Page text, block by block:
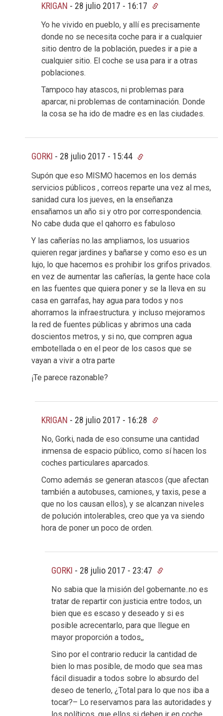
KRIGAN - 28 julio 2017 - 16:17
Yo he vivido en pueblo, y allí es precisamente
donde no se necesita coche para ir a cualquier
sitio dentro de la población, puedes ir a pie a
cualquier sitio. El coche se usa para ir a otras
poblaciones.
Tampoco hay atascos, ni problemas para
aparcar, ni problemas de contaminación. Donde
la cosa se ha ido de madre es en las ciudades.
GORKI - 28 julio 2017 - 15:44
Supón que eso MISMO hacemos en los demás
servicios públicos , correos reparte una vez al mes,
sanidad cura los jueves, en la enseñanza
ensañamos un año si y otro por correspondencia.
No cabe duda que el qahorro es fabuloso
Y las cañerías no.las ampliamos, los usuarios
quieren regar jardines y bañarse y como eso es un
lujo, lo que hacemos es prohibir los grifos privados.
en vez de aumentar las cañerías, la gente hace cola
en las fuentes que quiera poner y se la lleva en su
casa en garrafas, hay agua para todos y nos
ahorramos la infraestructura. y incluso mejoramos
la red de fuentes públicas y abrimos una cada
doscientos metros, y si no, que compren agua
embotellada o en el peor de los casos que se
vayan a vivir a otra parte
¡Te parece razonable?
KRIGAN - 28 julio 2017 - 16:28
No, Gorki, nada de eso consume una cantidad
inmensa de espacio público, como sí hacen los
coches particulares aparcados.
Como además se generan atascos (que afectan
también a autobuses, camiones, y taxis, pese a
que no los causan ellos), y se alcanzan niveles
de polución intolerables, creo que ya va siendo
hora de poner un poco de orden.
GORKI - 28 julio 2017 - 23:47
No sabia que la misión del gobernante..no es
tratar de repartir con justicia entre todos, un
bien que es escaso y deseado y si es
posible acrecentarlo, para que llegue en
mayor proporción a todos,,
Sino por el contrario reducir la cantidad de
bien lo mas posible, de modo que sea mas
fácil disuadir a todos sobre lo absurdo del
deseo de tenerlo, ¿Total para lo que nos iba a
tocar?– Lo reservamos para las autoridades y